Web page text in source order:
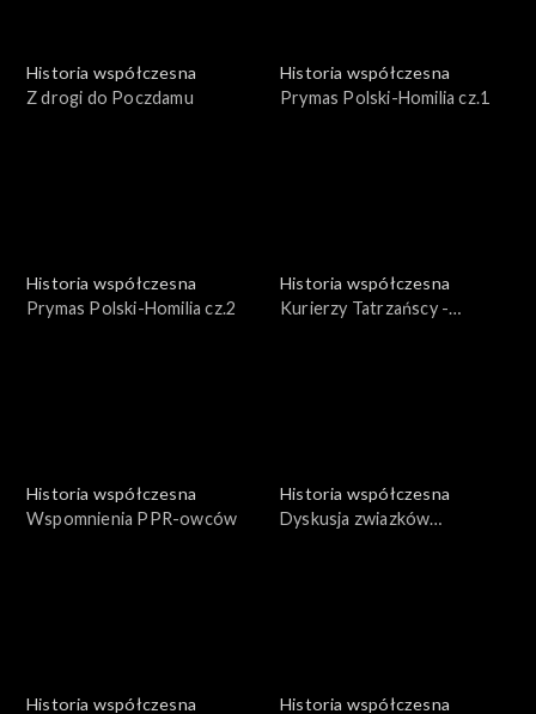
Historia współczesna
Z drogi do Poczdamu
Historia współczesna
Prymas Polski-Homilia cz.1
Historia współczesna
Prymas Polski-Homilia cz.2
Historia współczesna
Kurierzy Tatrzańscy -
Historia współczesna
Wspomnienia PPR-owców
Historia współczesna
Dyskusja zwiazków
Historia współczesna
Historia współczesna